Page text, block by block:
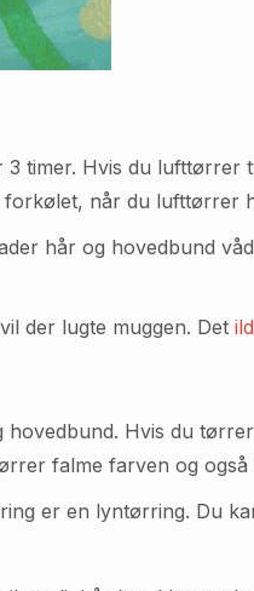
timer. Hvis du lufttørrer
når du lufttørrer
hår og hovedbund
der lugte muggen. Det
Hvis du
falme farven og
er en lyntørring. Du